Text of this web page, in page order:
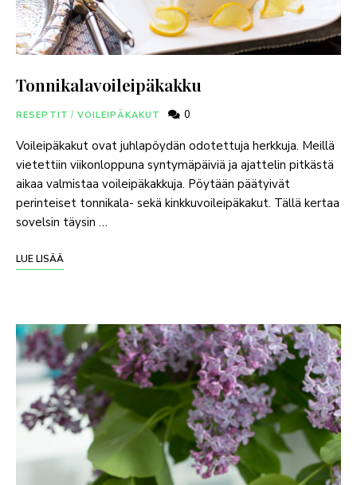
Tonnikalavoileipäkakku
RESEPTIT / VOILEIPÄKAKUT 0
Voileipäkakut ovat juhlapöydän odotettuja herkkuja. Meillä
vietettiin viikonloppuna syntymäpäiviä ja ajattelin pitkästä
aikaa valmistaa voileipäkakkuja. Pöytään päätyivät
perinteiset tonnikala- sekä kinkkuvoileipäkakut. Tällä kertaa
sovelsin täysin …
LUE LISÄÄ